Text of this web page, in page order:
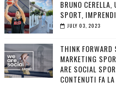
BRUNO
SPORT,
JULY 03, 2023
THINK FORWARD
MARKETING
ARE SOCIAL
CONTENUTI FA